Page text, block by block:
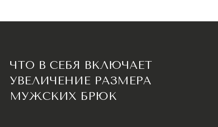
ЧТО В СЕБЯ ВКЛЮЧАЕТ
УВЕЛИЧЕНИЕ РАЗМЕРА
МУЖСКИХ БРЮК